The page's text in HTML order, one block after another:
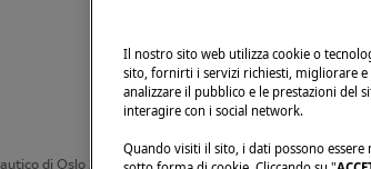
di Oslo 2025
Il nostro sito web utilizza cookie o
sito, fornirti i servizi richiesti, migliorare
analizzare il pubblico e le prestazioni del
interagire con i social network.
Quando visiti il sito, i dati possono